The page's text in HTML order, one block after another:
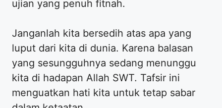
ujian yang penuh fitnah.
Janganlah kita bersedih atas apa yang
luput dari kita di dunia. Karena balasan
yang sesungguhnya sedang menunggu
kita di hadapan Allah SWT. Tafsir ini
menguatkan hati kita untuk tetap sabar